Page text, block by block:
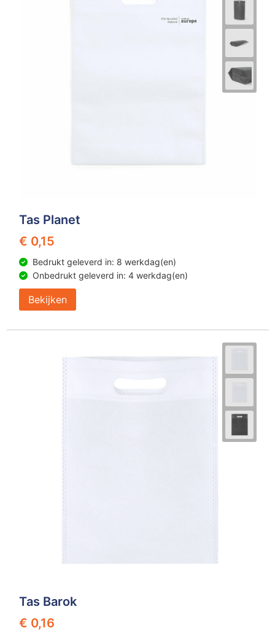
Tas Planet
€ 0,15
Bedrukt geleverd in: 8 werkdag(en)
Onbedrukt geleverd in: 4 werkdag(en)
Bekijken
Tas Barok
€ 0,16